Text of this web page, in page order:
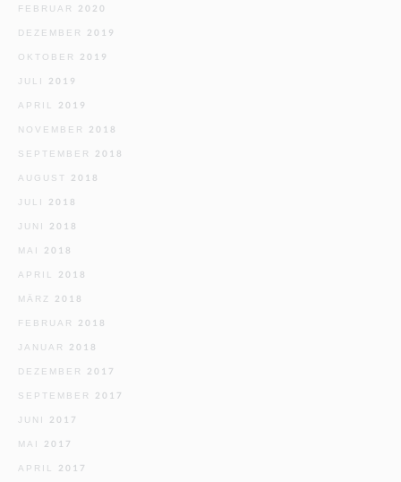
FEBRUAR 2020
DEZEMBER 2019
OKTOBER 2019
JULI 2019
APRIL 2019
NOVEMBER 2018
SEPTEMBER 2018
AUGUST 2018
JULI 2018
JUNI 2018
MAI 2018
APRIL 2018
MÄRZ 2018
FEBRUAR 2018
JANUAR 2018
DEZEMBER 2017
SEPTEMBER 2017
JUNI 2017
MAI 2017
APRIL 2017